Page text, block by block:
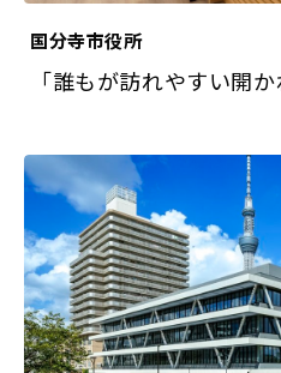
「誰もが訪れやすい開
国分寺市役所